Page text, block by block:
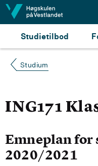
Hopp til innhald
Studietilbod
Studium
ING171
Emneplan for
2020/2021